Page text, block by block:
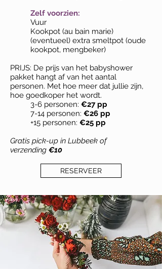
Zelf voorzien:
Vuur
Kookpot (au bain marie)
(eventueel) extra smeltpot (oude
kookpot, mengbeker)
PRIJS: De prijs van het babyshower
pakket hangt af van het aantal
personen. Met hoe meer dat jullie zijn,
hoe goedkoper het wordt.
3-6 personen: €27 pp
7-14 personen: €26 pp
+15 personen: €25 pp
Gratis pick-up in Lubbeek of
verzending €10
RESERVEER